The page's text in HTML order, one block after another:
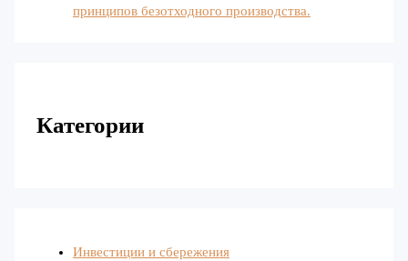
принципов безотходного производства.
Категории
Инвестиции и сбережения